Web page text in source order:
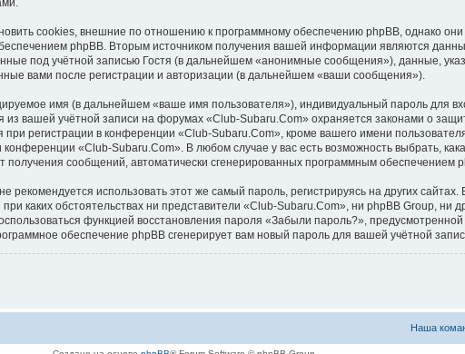
cookies, внешние по отношению к программному обеспечению phpBB, однако они
phpBB. Вторым источником получения вашей информации являются
под учётной записью Гостя (в дальнейшем «анонимные сообщения»), данные,
вами после регистрации и авторизации (в дальнейшем «ваши сообщения»).
имя (в дальнейшем «ваше имя пользователя»), индивидуальный пароль для
вашей учётной записи на форумах «Club-Subaru.Com» охраняется законами о
регистрации в конференции «Club-Subaru.Com», кроме вашего имени
«Club-Subaru.Com». В любом случае у вас есть возможность выбрать,
получения сообщений, автоматически сгенерированных программным обеспечением
использовать этот же самый пароль, регистрируясь на других
каких обстоятельствах ни представители «Club-Subaru.Com», ни phpBB Group, ни
функцией восстановления пароля «Забыли пароль?»,
обеспечение phpBB сгенерирует вам новый пароль для вашей учётной
Наша